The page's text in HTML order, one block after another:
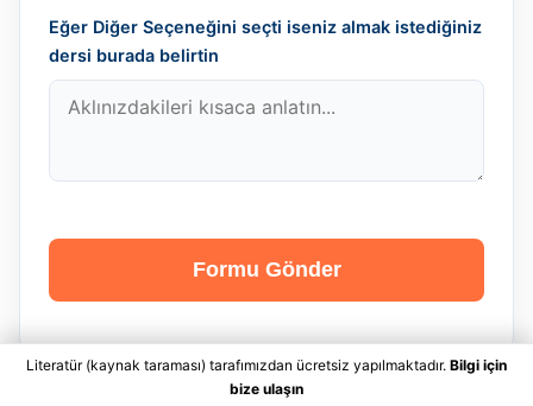
Eğer Diğer Seçeneğini seçti iseniz almak istediğiniz
dersi burada belirtin
Formu Gönder
Literatür (kaynak taraması) tarafımızdan ücretsiz yapılmaktadır. Bilgi için
bize ulaşın